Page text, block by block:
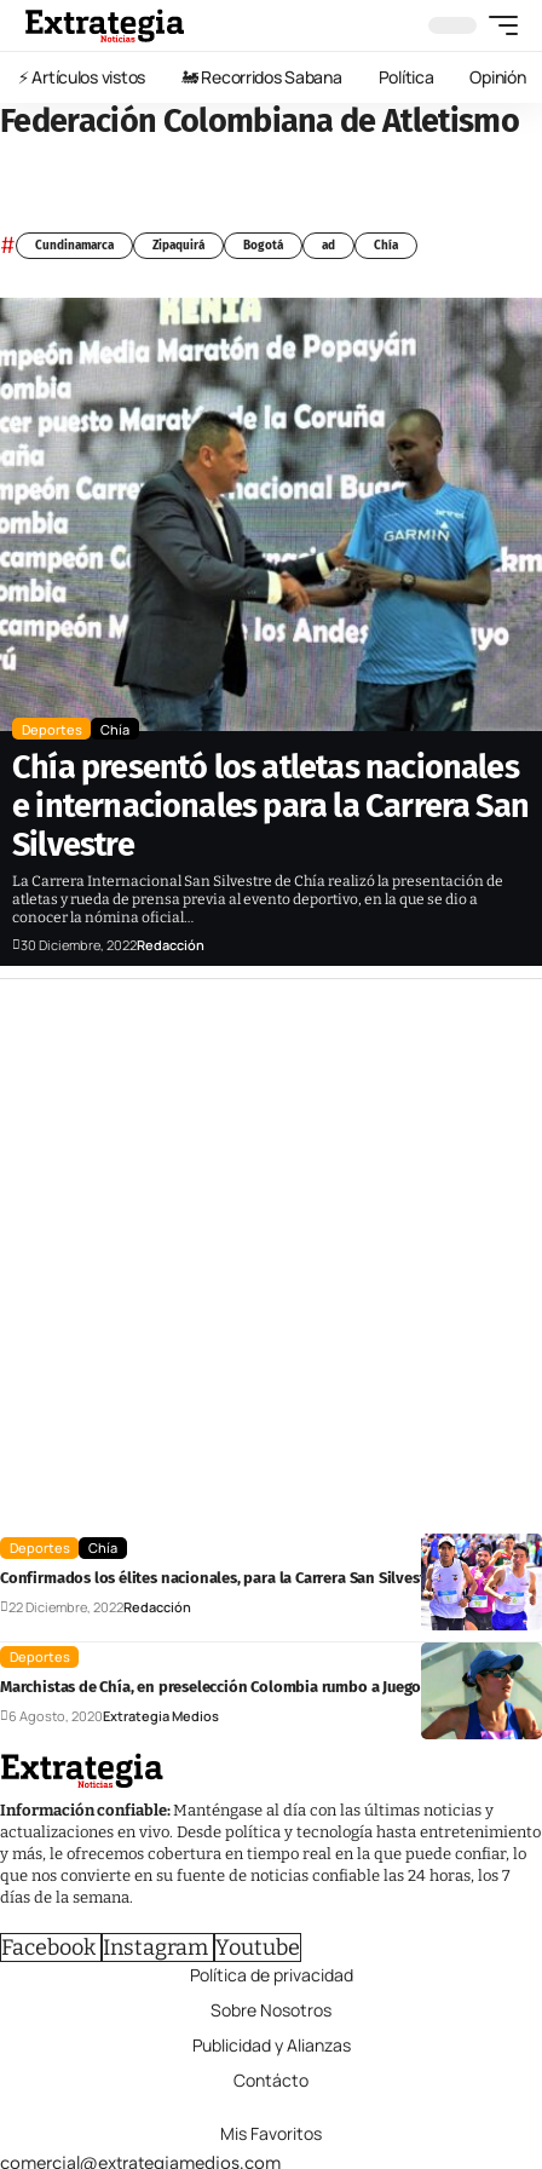
⚡️ Artículos vistos 🚂 Recorridos Sabana Política Opinión
Federación Colombiana de Atletismo
# Cundinamarca Zipaquirá Bogotá ad Chía
Deportes Chía
Chía presentó los atletas nacionales
e internacionales para la Carrera San
Silvestre
La Carrera Internacional San Silvestre de Chía realizó la presentación de
atletas y rueda de prensa previa al evento deportivo, en la que se dio a
conocer la nómina oficial…
30 Diciembre, 2022Redacción
Deportes
Chía
Confirmados los élites nacionales, para la Carrera San Silvestre de Chía
22 Diciembre, 2022Redacción
Deportes
Marchistas de Chía, en preselección Colombia rumbo a Juegos Olímpicos
6 Agosto, 2020Extrategia Medios
Información confiable:Manténgase al día con las últimas noticias y
actualizaciones en vivo. Desde política y tecnología hasta entretenimiento
y más, le ofrecemos cobertura en tiempo real en la que puede confiar, lo
que nos convierte en su fuente de noticias confiable las 24 horas, los 7
días de la semana.
Facebook Instagram Youtube
Política de privacidad
Sobre Nosotros
Publicidad y Alianzas
Contácto
Mis Favoritos
comercial@extrategiamedios.com